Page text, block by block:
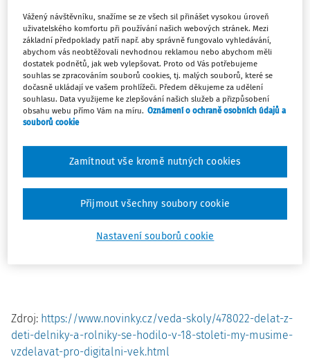
Vydáno:17. 7. 2018
1 minuta čtení
Zdroj:Novinky.cz
Letošní maturity byly nejen nepovedené, ale
neodpovídají ani současným potřebám vzdělávání.
V rozhovoru pro Novinky to prohlásila Petra Mazancová
až po vyšší odborné školy.
Dodala, že pokud školy nezareagují na současný
technologický a hlavně digitální vývoj, nelze mluvit
o vzdělávání pro současnost, natož pro budoucnost.Více si
můžete přečíst v rozhovorupro Novinky.cz.
Zdroj: https://www.novinky.cz/veda-skoly/478022-delat-z-
deti-delniky-a-rolniky-se-hodilo-v-18-stoleti-my-musime-
vzdelavat-pro-digitalni-vek.html
Vážený návštěvníku, snažíme se ze všech sil přinášet vysokou úroveň
uživatelského komfortu při používání našich webových stránek. Mezi
základní předpoklady patří např. aby správně fungovalo vyhledávání,
abychom vás neobtěžovali nevhodnou reklamou nebo abychom měli
dostatek podnětů, jak web vylepšovat. Proto od Vás potřebujeme
souhlas se zpracováním souborů cookies, tj. malých souborů, které se
dočasně ukládají ve vašem prohlížeči. Předem děkujeme za udělení
souhlasu. Data využijeme ke zlepšování našich služeb a přizpůsobení
obsahu webu přímo Vám na míru. Oznámení o ochraně osobních údajů a
souborů cookie
Nastavení souborů cookie
Zamítnout vše kromě nutných cookies
Přijmout všechny soubory cookie